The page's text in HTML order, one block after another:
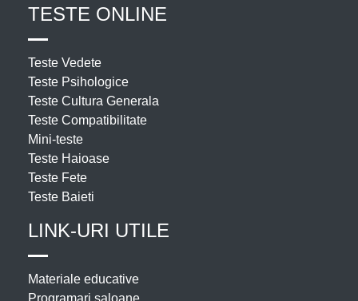
TESTE ONLINE
Teste Vedete
Teste Psihologice
Teste Cultura Generala
Teste Compatibilitate
Mini-teste
Teste Haioase
Teste Fete
Teste Baieti
LINK-URI UTILE
Materiale educative
Programari saloane